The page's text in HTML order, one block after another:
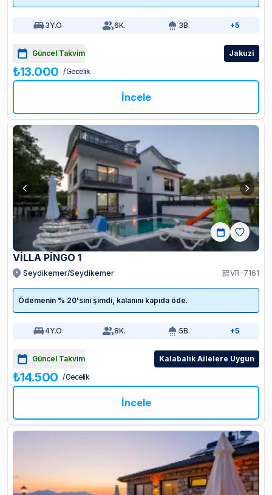
3Y.O 6K. 3B. +5
Güncel Takvim Jakuzi
₺13.000 / Gecelik
İncele
VİLLA PİNGO 1
Seydikemer/Seydikemer VR-7161
Ödemenin % 20'sini şimdi, kalanını kapıda öde.
4Y.O 8K. 5B. +5
Güncel Takvim Kalabalık Ailelere Uygun
₺14.500 / Gecelik
İncele